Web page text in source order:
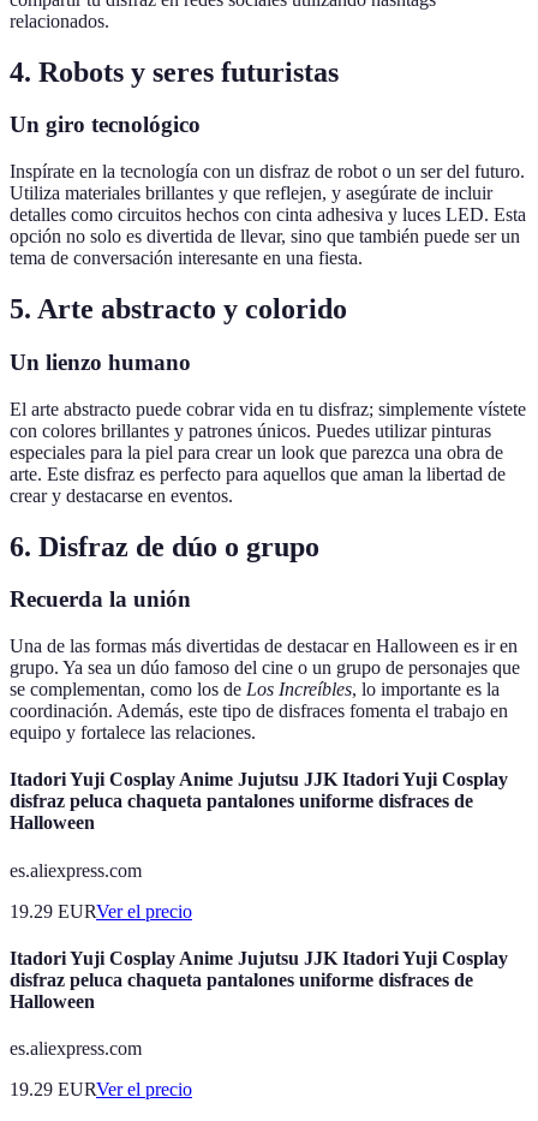
relacionados.
4. Robots y seres futuristas
Un giro tecnológico
Inspírate en la tecnología con un disfraz de robot o un ser del futuro.
Utiliza materiales brillantes y que reflejen, y asegúrate de incluir
detalles como circuitos hechos con cinta adhesiva y luces LED. Esta
opción no solo es divertida de llevar, sino que también puede ser un
tema de conversación interesante en una fiesta.
5. Arte abstracto y colorido
Un lienzo humano
El arte abstracto puede cobrar vida en tu disfraz; simplemente vístete
con colores brillantes y patrones únicos. Puedes utilizar pinturas
especiales para la piel para crear un look que parezca una obra de
arte. Este disfraz es perfecto para aquellos que aman la libertad de
crear y destacarse en eventos.
6. Disfraz de dúo o grupo
Recuerda la unión
Una de las formas más divertidas de destacar en Halloween es ir en
grupo. Ya sea un dúo famoso del cine o un grupo de personajes que
se complementan, como los de Los Increíbles, lo importante es la
coordinación. Además, este tipo de disfraces fomenta el trabajo en
equipo y fortalece las relaciones.
Itadori Yuji Cosplay Anime Jujutsu JJK Itadori Yuji Cosplay
disfraz peluca chaqueta pantalones uniforme disfraces de
Halloween
es.aliexpress.com
19.29 EURVer el precio
Itadori Yuji Cosplay Anime Jujutsu JJK Itadori Yuji Cosplay
disfraz peluca chaqueta pantalones uniforme disfraces de
Halloween
es.aliexpress.com
19.29 EURVer el precio